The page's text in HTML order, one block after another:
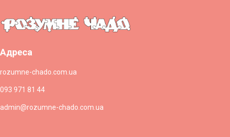
Адреса
rozumne-chado.com.ua
093 971 81 44
admin@rozumne-chado.com.ua